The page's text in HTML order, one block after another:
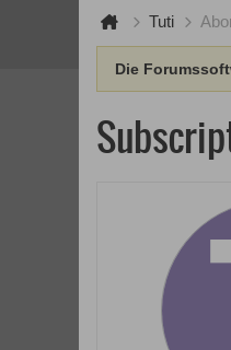
Tuti
Die